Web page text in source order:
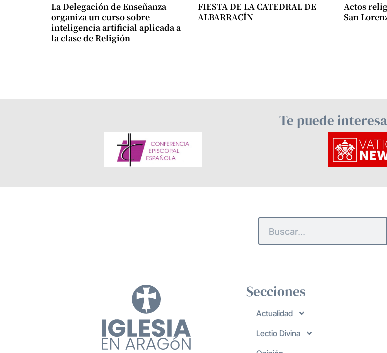
La Delegación de Enseñanza
organiza un curso sobre
inteligencia artificial aplicada a
la clase de Religión
FIESTA DE LA CATEDRAL DE
ALBARRACÍN
Actos
San
Te puede
Secciones
Actualidad
Lectio Divina